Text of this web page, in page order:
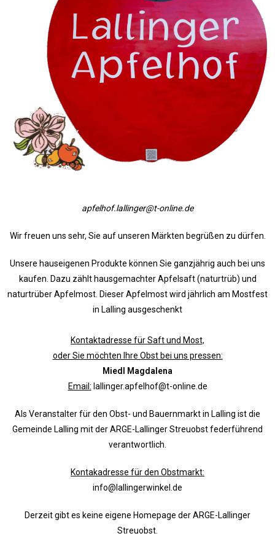
apfelhof.lallinger@t-online.de
Wir freuen uns sehr, Sie auf unseren Märkten begrüßen zu dürfen.
Unsere hauseigenen Produkte können Sie ganzjährig auch bei uns
kaufen. Dazu zählt hausgemachter Apfelsaft (naturtrüb) und
naturtrüber Apfelmost. Dieser Apfelmost wird jährlich am Mostfest
in Lalling ausgeschenkt
Kontaktadresse für Saft und Most,
oder Sie möchten Ihre Obst bei uns pressen:
Miedl Magdalena
Email: lallinger.apfelhof@t-online.de
Als Veranstalter für den Obst- und Bauernmarkt in Lalling ist die
Gemeinde Lalling mit der ARGE-Lallinger Streuobst federführend
verantwortlich.
Kontakadresse für den Obstmarkt:
info@lallingerwinkel.de
Derzeit gibt es keine eigene Homepage der ARGE-Lallinger
Streuobst.